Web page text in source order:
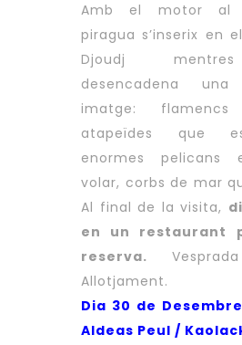
Amb el motor al
piragua s’inserix en
Djoudj
desencadena una
imatge:
atapeïdes que
enormes pelicans
volar, corbs de mar
Al final de la visita,
en un restaurant
reserva.
Allotjament.
Dia 30 de
Aldeas Peul /